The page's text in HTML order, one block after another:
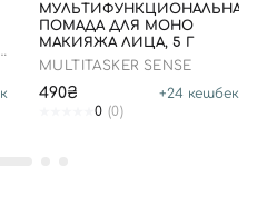
МУЛЬТИФУНКЦИОНАЛЬНАЯ
ПОМАДА ДЛЯ МОНО
МАКИЯЖА ЛИЦА, 5 Г
MULTITASKER SENSE
490₴ +24 кешбек
0 (0)
регистрации, вы
соглашения
Далее